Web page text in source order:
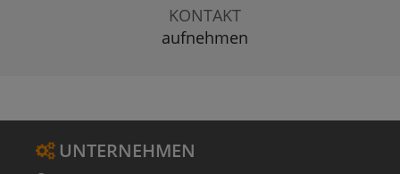
KONTAKT
aufnehmen
UNTERNEHMEN